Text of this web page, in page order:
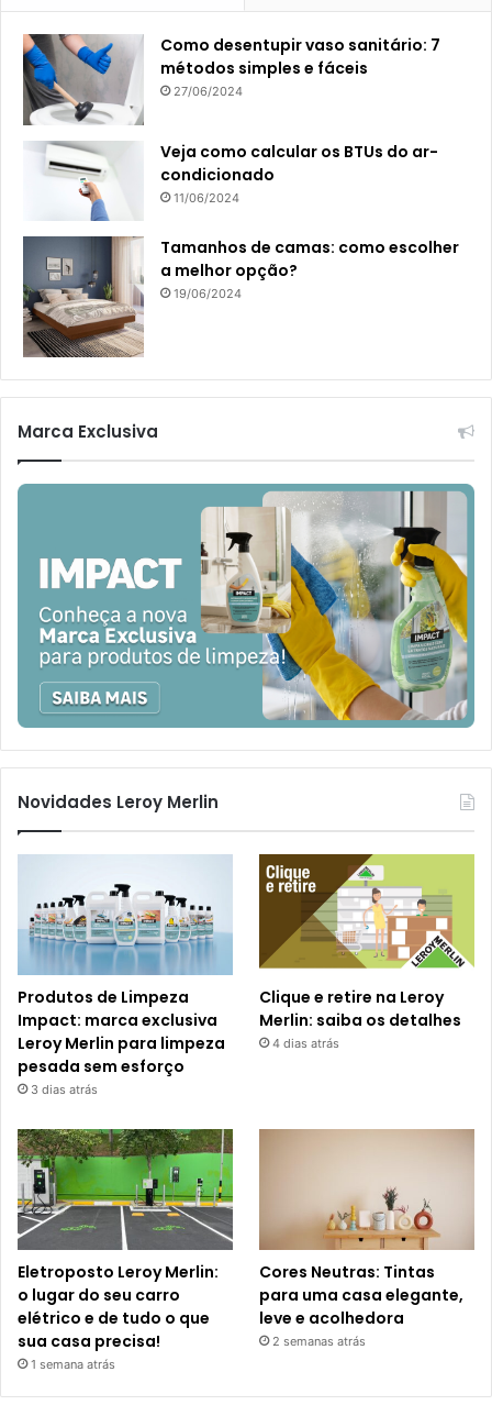
Como desentupir vaso sanitário: 7
métodos simples e fáceis
27/06/2024
Veja como calcular os BTUs do ar-
condicionado
11/06/2024
Tamanhos de camas: como escolher
a melhor opção?
19/06/2024
Marca Exclusiva
Novidades Leroy Merlin
Produtos de Limpeza
Impact: marca exclusiva
Leroy Merlin para limpeza
pesada sem esforço
3 dias atrás
Clique e retire na Leroy
Merlin: saiba os detalhes
4 dias atrás
Eletroposto Leroy Merlin:
o lugar do seu carro
elétrico e de tudo o que
sua casa precisa!
1 semana atrás
Cores Neutras: Tintas
para uma casa elegante,
leve e acolhedora
2 semanas atrás